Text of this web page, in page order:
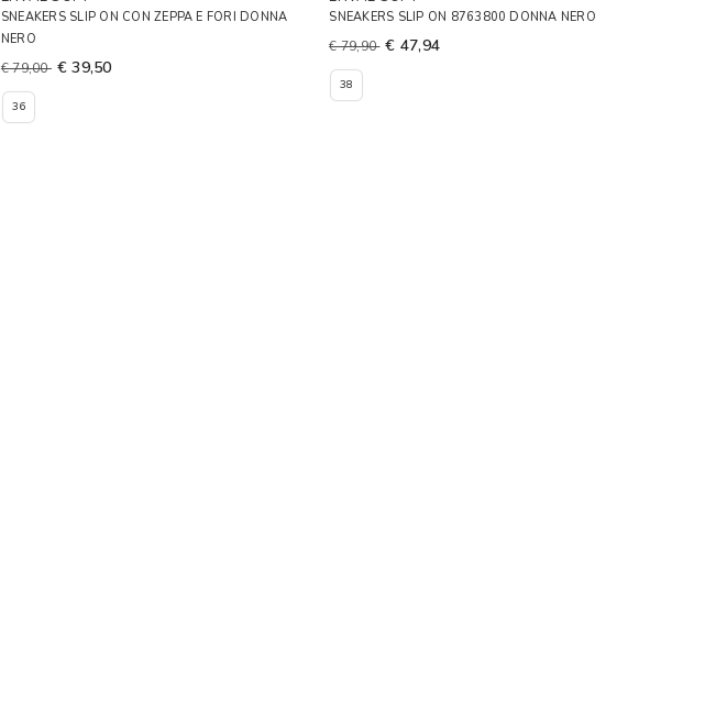
SNEAKERS SLIP ON CON ZEPPA E FORI DONNA
NERO
€ 79,00 € 39,50
36
SNEAKERS SLIP ON 8763800 DONNA NERO
€ 79,90 € 47,94
38